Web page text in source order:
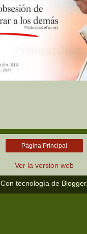
Página Principal
Ver la versión web
Con tecnología de Blogger.